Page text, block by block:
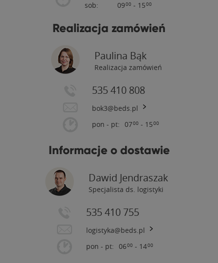
sob:
0900 - 1500
Realizacja zamówień
Paulina Bąk
Realizacja zamówień
535 410 808
bok3@beds.pl
pon - pt: 0700 - 1500
Informacje o dostawie
Dawid Jendraszak
Specjalista ds. logistyki
535 410 755
logistyka@beds.pl
pon - pt: 0600 - 1400